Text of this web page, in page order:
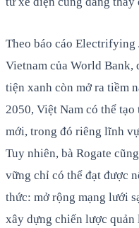
Theo báo cáo
Vietnam của World Bank,
tiện xanh còn mở ra tiềm
2050, Việt Nam có thể
mới, trong đó riêng lĩnh
Tuy nhiên, bà Rogate
vững chỉ có thể đạt được
thức: mở rộng mạng lưới
xây dựng chiến lược